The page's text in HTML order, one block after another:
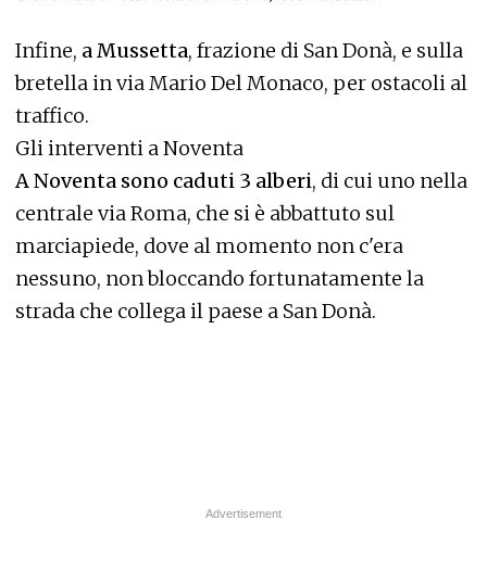
Infine, a Mussetta, frazione di San Donà, e sulla
bretella in via Mario Del Monaco, per ostacoli al
traffico.
Gli interventi a Noventa
A Noventa sono caduti 3 alberi, di cui uno nella
centrale via Roma, che si è abbattuto sul
marciapiede, dove al momento non c'era
nessuno, non bloccando fortunatamente la
strada che collega il paese a San Donà.